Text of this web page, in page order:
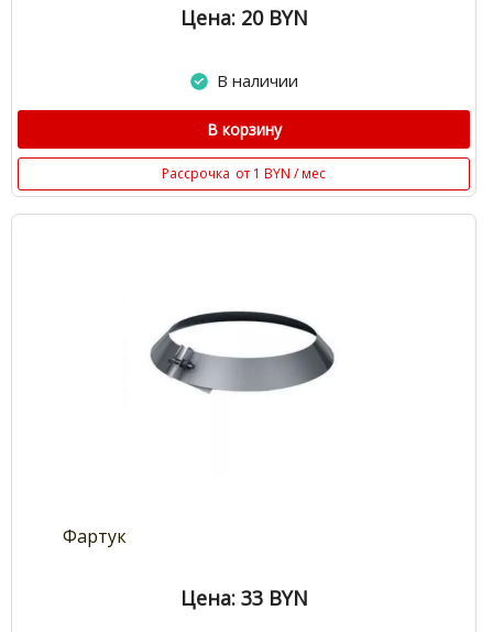
Цена: 20 BYN
В наличии
В корзину
Рассрочка от 1 BYN / мес
Фартук
Цена: 33 BYN